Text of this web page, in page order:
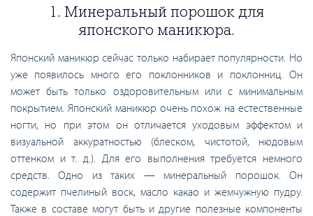
1. Минеральный порошок для
японского маникюра.
Японский маникюр сейчас только набирает популярности. Но
уже появилось много его поклонников и поклонниц. Он
может быть только оздоровительным или с минимальным
покрытием. Японский маникюр очень похож на естественные
ногти, но при этом он отличается уходовым эффектом и
визуальной аккуратностью (блеском, чистотой, нюдовым
оттенком и т. д.). Для его выполнения требуется немного
средств. Одно из таких — минеральный порошок. Он
содержит пчелиный воск, масло какао и жемчужную пудру.
Также в составе могут быть и другие полезные компоненты